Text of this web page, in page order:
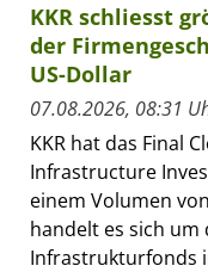
KKR schliesst
der
US-Dollar
07.08.2026, 08:31
KKR hat das Final
Infrastructure
einem Volumen
handelt es sich
Infrastrukturfonds